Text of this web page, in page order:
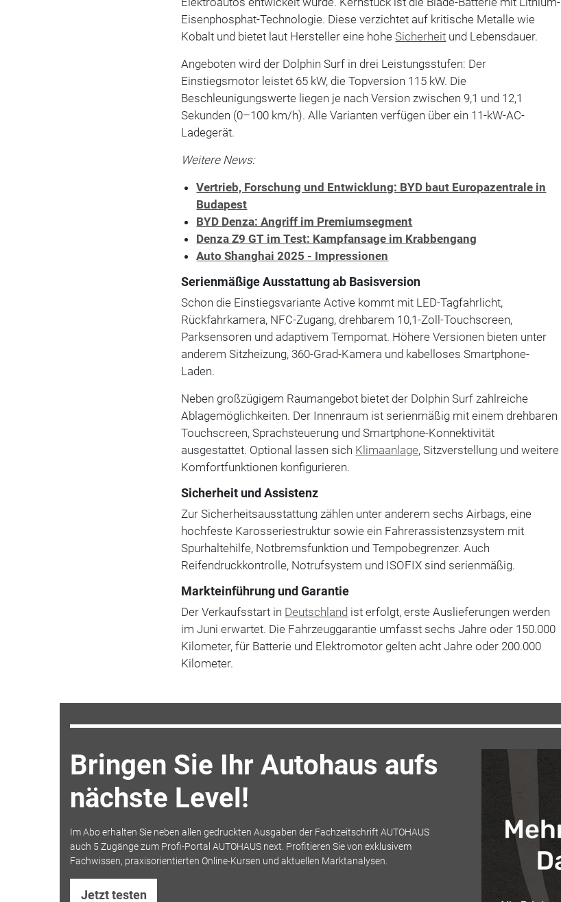
Eisenphosphat-Technologie. Diese verzichtet auf kritische Metalle wie
Kobalt und bietet laut Hersteller eine hohe Sicherheit und Lebensdauer.
Angeboten wird der Dolphin Surf in drei Leistungsstufen: Der
Einstiegsmotor leistet 65 kW, die Topversion 115 kW. Die
Beschleunigungswerte liegen je nach Version zwischen 9,1 und 12,1
Sekunden (0–100 km/h). Alle Varianten verfügen über ein 11-kW-AC-
Ladegerät.
Weitere News:
Vertrieb, Forschung und Entwicklung: BYD baut Europazentrale in
Budapest
BYD Denza: Angriff im Premiumsegment
Denza Z9 GT im Test: Kampfansage im Krabbengang
Auto Shanghai 2025 - Impressionen
Serienmäßige Ausstattung ab Basisversion
Schon die Einstiegsvariante Active kommt mit LED-Tagfahrlicht,
Rückfahrkamera, NFC-Zugang, drehbarem 10,1-Zoll-Touchscreen,
Parksensoren und adaptivem Tempomat. Höhere Versionen bieten unter
anderem Sitzheizung, 360-Grad-Kamera und kabelloses Smartphone-
Laden.
Neben großzügigem Raumangebot bietet der Dolphin Surf zahlreiche
Ablagemöglichkeiten. Der Innenraum ist serienmäßig mit einem drehbaren
Touchscreen, Sprachsteuerung und Smartphone-Konnektivität
ausgestattet. Optional lassen sich Klimaanlage, Sitzverstellung und weitere
Komfortfunktionen konfigurieren.
Sicherheit und Assistenz
Zur Sicherheitsausstattung zählen unter anderem sechs Airbags, eine
hochfeste Karosseriestruktur sowie ein Fahrerassistenzsystem mit
Spurhaltehilfe, Notbremsfunktion und Tempobegrenzer. Auch
Reifendruckkontrolle, Notrufsystem und ISOFIX sind serienmäßig.
Markteinführung und Garantie
Der Verkaufsstart in Deutschland ist erfolgt, erste Auslieferungen werden
im Juni erwartet. Die Fahrzeuggarantie umfasst sechs Jahre oder 150.000
Kilometer, für Batterie und Elektromotor gelten acht Jahre oder 200.000
Kilometer.
Bringen Sie Ihr Autohaus aufs
nächste Level!
Im Abo erhalten Sie neben allen gedruckten Ausgaben der Fachzeitschrift AUTOHAUS
auch 5 Zugänge zum Profi-Portal AUTOHAUS next. Profitieren Sie von exklusivem
Fachwissen, praxisorientierten Online-Kursen und aktuellen Marktanalysen.
Jetzt testen